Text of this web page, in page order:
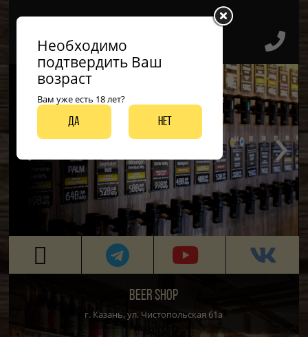
‹ ›
BEER SHOP
г. Казань, ул. Чистопольская 61а
Необходимо
подтвердить Ваш
возраст
Вам уже есть 18 лет?
Да Нет